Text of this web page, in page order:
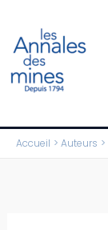
contenu
Accueil Auteurs